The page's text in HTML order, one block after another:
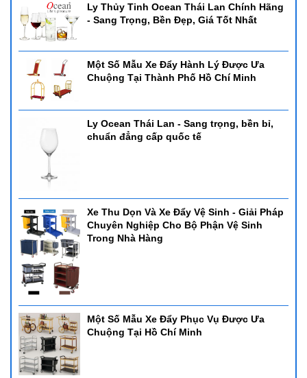
Ly Thủy Tinh Ocean Thái Lan Chính Hãng
- Sang Trọng, Bền Đẹp, Giá Tốt Nhất
Một Số Mẫu Xe Đẩy Hành Lý Được Ưa
Chuộng Tại Thành Phố Hồ Chí Minh
Ly Ocean Thái Lan - Sang trọng, bền bỉ,
chuẩn đẳng cấp quốc tế
Xe Thu Dọn Và Xe Đẩy Vệ Sinh - Giải Pháp
Chuyên Nghiệp Cho Bộ Phận Vệ Sinh
Trong Nhà Hàng
Một Số Mẫu Xe Đẩy Phục Vụ Được Ưa
Chuộng Tại Hồ Chí Minh